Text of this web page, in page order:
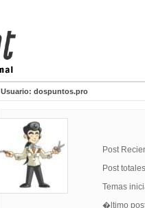
Usuario: dospuntos.pro
Post
Post
Temas
�ltimo